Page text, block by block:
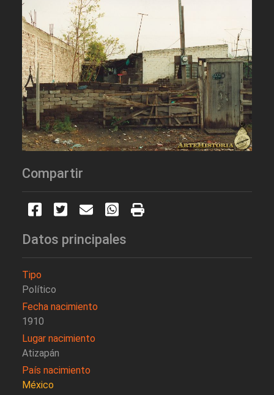
Compartir
Datos principales
Tipo
Político
Fecha nacimiento
1910
Lugar nacimiento
Atizapán
País nacimiento
México